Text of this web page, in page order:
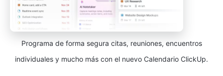
Programa de forma segura citas, reuniones, encuentros
individuales y mucho más con el nuevo Calendario ClickUp.